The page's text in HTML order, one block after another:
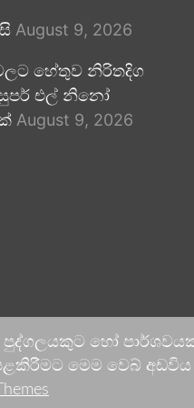
August 9, 2026
හේතුව නිරිතදිග
එල් නිනෝ
August 9, 2026
පුද්ගලයකුට හෝ
මෙම වෙබ් අඩවිය